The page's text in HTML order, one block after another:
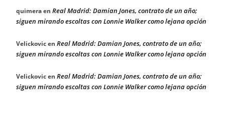
quimeraen Real Madrid: Damian Jones, contrato de un año;
siguen mirando escoltas con Lonnie Walker como lejana opción
Velickovicen Real Madrid: Damian Jones, contrato de un año;
siguen mirando escoltas con Lonnie Walker como lejana opción
Velickovicen Real Madrid: Damian Jones, contrato de un año;
siguen mirando escoltas con Lonnie Walker como lejana opción